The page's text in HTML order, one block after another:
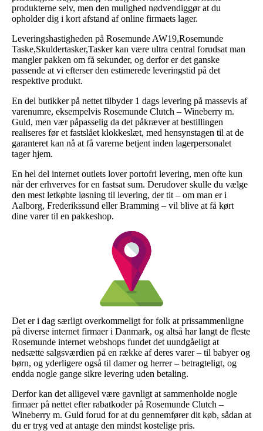
produkterne selv, men den mulighed nødvendiggør at du
opholder dig i kort afstand af online firmaets lager.
Leveringshastigheden på Rosemunde AW19,Rosemunde
Taske,Skuldertasker,Tasker kan være ultra central forudsat man
mangler pakken om få sekunder, og derfor er det ganske
passende at vi efterser den estimerede leveringstid på det
respektive produkt.
En del butikker på nettet tilbyder 1 dags levering på massevis af
varenumre, eksempelvis Rosemunde Clutch – Wineberry m.
Guld, men vær påpasselig da det påkræver at bestillingen
realiseres før et fastslået klokkeslæt, med hensynstagen til at de
garanteret kan nå at få varerne betjent inden lagerpersonalet
tager hjem.
En hel del internet outlets lover portofri levering, men ofte kun
når der erhverves for en fastsat sum. Derudover skulle du vælge
den mest letkøbte løsning til levering, der tit – om man er i
Aalborg, Frederikssund eller Bramming – vil blive at få kørt
dine varer til en pakkeshop.
Det er i dag særligt overkommeligt for folk at prissammenligne
på diverse internet firmaer i Danmark, og altså har langt de fleste
Rosemunde internet webshops fundet det uundgåeligt at
nedsætte salgsværdien på en række af deres varer – til babyer og
børn, og yderligere også til damer og herrer – betragteligt, og
endda nogle gange sikre levering uden betaling.
Derfor kan det alligevel være gavnligt at sammenholde nogle
firmaer på nettet efter rabatkoder på Rosemunde Clutch –
Wineberry m. Guld forud for at du gennemfører dit køb, sådan at
du er tryg ved at antage den mindst kostelige pris.